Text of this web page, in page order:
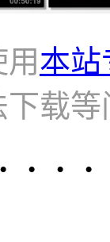
本站
载等
· · ·